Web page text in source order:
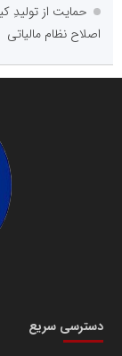
حمایت از تولیدِ
اصلاح نظام مالیاتی
دسترسی سریع